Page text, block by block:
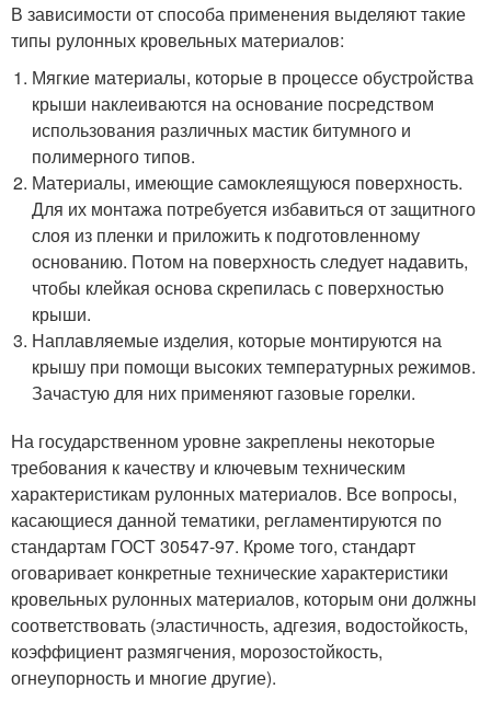
В зависимости от способа применения выделяют такие
типы рулонных кровельных материалов:
Мягкие материалы, которые в процессе обустройства
крыши наклеиваются на основание посредством
использования различных мастик битумного и
полимерного типов.
Материалы, имеющие самоклеящуюся поверхность.
Для их монтажа потребуется избавиться от защитного
слоя из пленки и приложить к подготовленному
основанию. Потом на поверхность следует надавить,
чтобы клейкая основа скрепилась с поверхностью
крыши.
Наплавляемые изделия, которые монтируются на
крышу при помощи высоких температурных режимов.
Зачастую для них применяют газовые горелки.
На государственном уровне закреплены некоторые
требования к качеству и ключевым техническим
характеристикам рулонных материалов. Все вопросы,
касающиеся данной тематики, регламентируются по
стандартам ГОСТ 30547-97. Кроме того, стандарт
оговаривает конкретные технические характеристики
кровельных рулонных материалов, которым они должны
соответствовать (эластичность, адгезия, водостойкость,
коэффициент размягчения, морозостойкость,
огнеупорность и многие другие).